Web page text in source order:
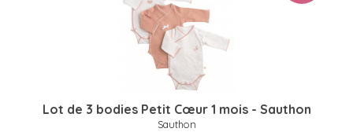
Lot de 3 bodies Petit Cœur 1 mois - Sauthon
Sauthon